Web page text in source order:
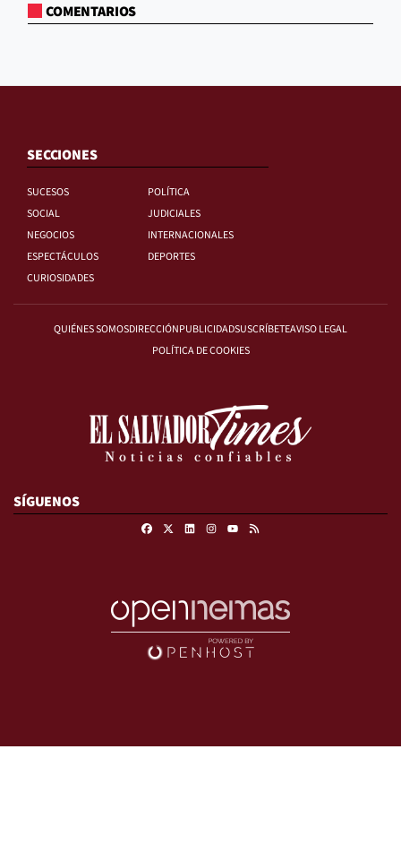
COMENTARIOS
SECCIONES
SUCESOS
POLÍTICA
SOCIAL
JUDICIALES
NEGOCIOS
INTERNACIONALES
ESPECTÁCULOS
DEPORTES
CURIOSIDADES
QUIÉNES SOMOSDIRECCIÓNPUBLICIDADSUSCRÍBETEAVISO LEGAL
POLÍTICA DE COOKIES
SÍGUENOS
FacebookLinkedinInstagram